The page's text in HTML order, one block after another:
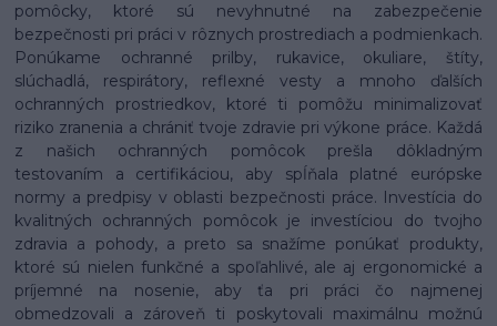
pomôcky, ktoré sú nevyhnutné na zabezpečenie
bezpečnosti pri práci v rôznych prostrediach a podmienkach.
Ponúkame ochranné prilby, rukavice, okuliare, štíty,
slúchadlá, respirátory, reflexné vesty a mnoho ďalších
ochranných prostriedkov, ktoré ti pomôžu minimalizovať
riziko zranenia a chrániť tvoje zdravie pri výkone práce. Každá
z našich ochranných pomôcok prešla dôkladným
testovaním a certifikáciou, aby spĺňala platné európske
normy a predpisy v oblasti bezpečnosti práce. Investícia do
kvalitných ochranných pomôcok je investíciou do tvojho
zdravia a pohody, a preto sa snažíme ponúkať produkty,
ktoré sú nielen funkčné a spoľahlivé, ale aj ergonomické a
príjemné na nosenie, aby ťa pri práci čo najmenej
obmedzovali a zároveň ti poskytovali maximálnu možnú